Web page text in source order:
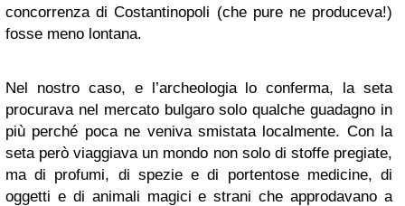
concorrenza di Costantinopoli (che pure ne produceva!)
fosse meno lontana.
Nel nostro caso, e l’archeologia lo conferma, la seta
procurava nel mercato bulgaro solo qualche guadagno in
più perché poca ne veniva smistata localmente. Con la
seta però viaggiava un mondo non solo di stoffe pregiate,
ma di profumi, di spezie e di portentose medicine, di
oggetti e di animali magici e strani che approdavano a